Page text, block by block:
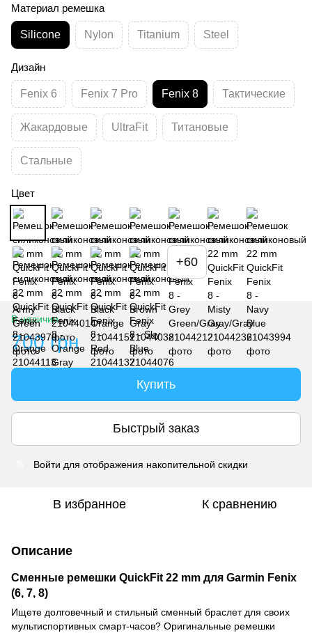
Материал ремешка
Silicone Nylon Titanium Steel
Дизайн
Fenix 6 Fenix 7 Pro Fenix 8 Тактические
Жакардовые UltraFit Титановые
Стальные
Цвет
+60
В наличии
700 грн
Купить
Быстрый заказ
Войти для отображения накопительной скидки
В избранное К сравнению
Описание
Сменные ремешки QuickFit 22 mm для Garmin Fenix
(6, 7, 8)
Ищете долговечный и стильный сменный браслет для своих
мультиспортивных смарт-часов? Оригинальные ремешки